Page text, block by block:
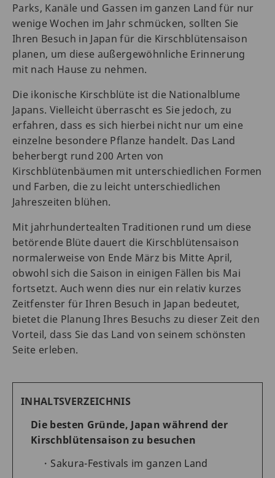
Parks, Kanäle und Gassen im ganzen Land für nur
wenige Wochen im Jahr schmücken, sollten Sie
Ihren Besuch in Japan für die Kirschblütensaison
planen, um diese außergewöhnliche Erinnerung
mit nach Hause zu nehmen.
Die ikonische Kirschblüte ist die Nationalblume
Japans. Vielleicht überrascht es Sie jedoch, zu
erfahren, dass es sich hierbei nicht nur um eine
einzelne besondere Pflanze handelt. Das Land
beherbergt rund 200 Arten von
Kirschblütenbäumen mit unterschiedlichen Formen
und Farben, die zu leicht unterschiedlichen
Jahreszeiten blühen.
Mit jahrhundertealten Traditionen rund um diese
betörende Blüte dauert die Kirschblütensaison
normalerweise von Ende März bis Mitte April,
obwohl sich die Saison in einigen Fällen bis Mai
fortsetzt. Auch wenn dies nur ein relativ kurzes
Zeitfenster für Ihren Besuch in Japan bedeutet,
bietet die Planung Ihres Besuchs zu dieser Zeit den
Vorteil, dass Sie das Land von seinem schönsten
Seite erleben.
INHALTSVERZEICHNIS
Die besten Gründe, Japan während der
Kirschblütensaison zu besuchen
Sakura-Festivals im ganzen Land